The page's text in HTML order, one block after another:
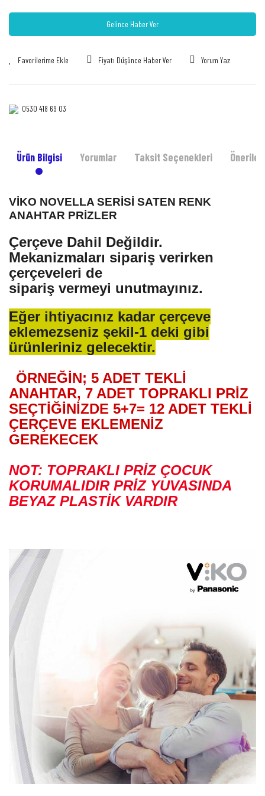
Gelince Haber Ver
Fiyatı Düşünce Haber Ver Yorum Yaz
0530 418 69 03‎‎
Ürün Bilgisi Yorumlar Taksit Seçenekleri
VİKO NOVELLA SERİSİ SATEN RENK
ANAHTAR PRİZLER
Çerçeve Dahil Değildir.
Mekanizmaları sipariş verirken
çerçeveleri de
sipariş vermeyi unutmayınız.
Eğer ihtiyacınız kadar çerçeve
eklemezseniz şekil-1 deki gibi
ürünleriniz gelecektir.
ÖRNEĞİN; 5 ADET TEKLİ
ANAHTAR, 7 ADET TOPRAKLI PRİZ
SEÇTİĞİNİZDE 5+7= 12 ADET TEKLİ
ÇERÇEVE EKLEMENİZ
GEREKECEK
NOT: TOPRAKLI PRİZ ÇOCUK
KORUMALIDIR PRİZ YUVASINDA
BEYAZ PLASTİK VARDIR